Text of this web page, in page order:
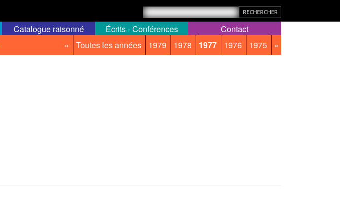
« Toutes les années 1979 1978 1977 1976 1975 »
Catalogue raisonné Écrits - Conférences Contact